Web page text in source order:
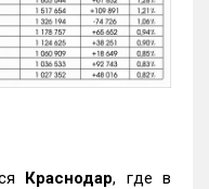
Краснодар, где в